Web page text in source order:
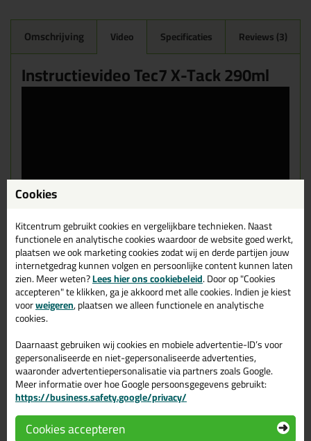
Omschrijving Video Specificaties Reviews (3)
Instructievideo Tec7 X-Tack 290ml
Gerelateerde producten
Cookies
Kitcentrum gebruikt cookies en vergelijkbare technieken. Naast
functionele en analytische cookies waardoor de website goed werkt,
plaatsen we ook marketing cookies zodat wij en derde partijen jouw
internetgedrag kunnen volgen en persoonlijke content kunnen laten
zien. Meer weten?Lees hier ons cookiebeleid. Door op "Cookies
accepteren" te klikken, ga je akkoord met alle cookies. Indien je kiest
voorweigeren, plaatsen we alleen functionele en analytische
cookies.
Daarnaast gebruiken wij cookies en mobiele advertentie-ID’s voor
gepersonaliseerde en niet-gepersonaliseerde advertenties,
waaronder advertentiepersonalisatie via partners zoals Google.
Meer informatie over hoe Google persoonsgegevens gebruikt:
https://business.safety.google/privacy/
Cookies accepteren